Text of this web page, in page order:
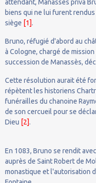
attendant, Manassès priva
biens qui ne lui furent
siège [1].
Bruno, réfugié d'abord au
à Cologne, chargé de
succession de Manassès,
Cette résolution aurait été
répètent les historiens
funérailles du chanoine
de son cercueil pour se
Dieu [2].
En 1083, Bruno se rendit
auprès de Saint Robert de
monastique et l'autorisation